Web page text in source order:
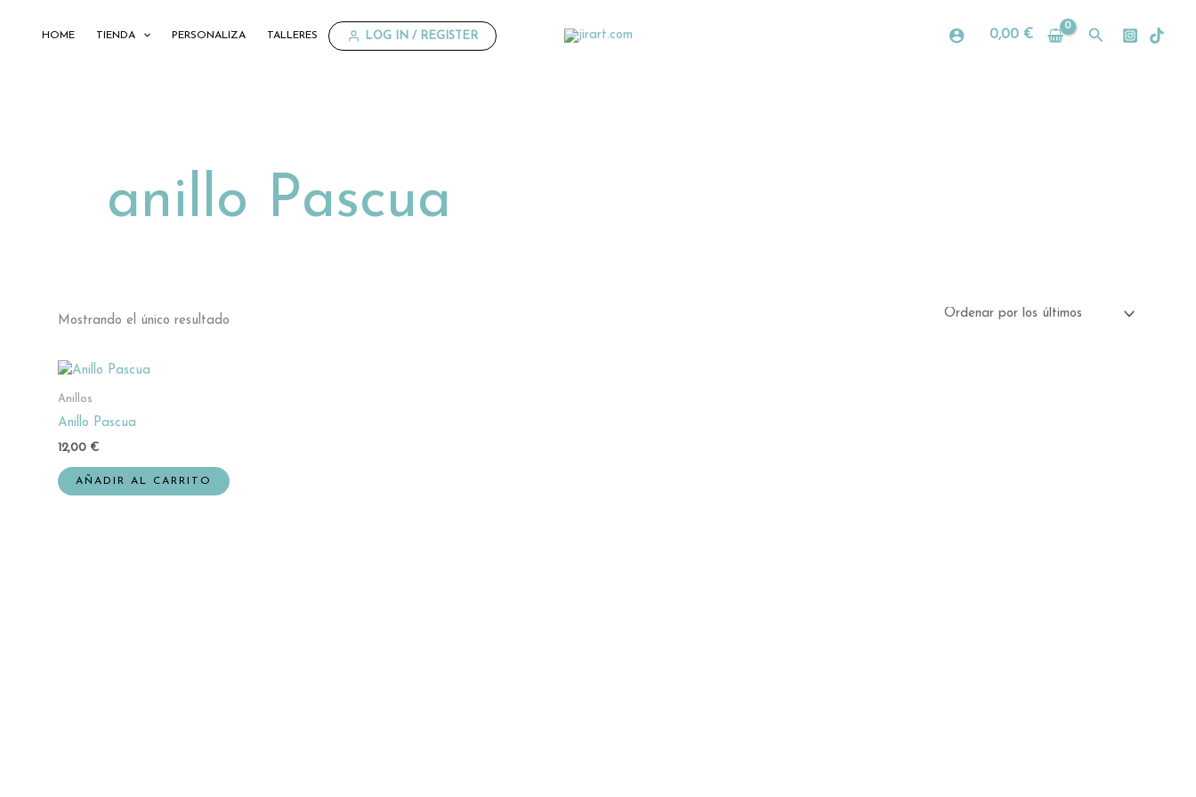
HOME TIENDA PERSONALIZA TALLERES LOG IN / REGISTER 0,00 € Buscar
anillo Pascua
Mostrando el único resultado
Anillos
Anillo Pascua
12,00 €
AÑADIR AL CARRITO